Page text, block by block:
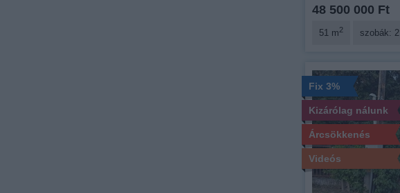
48 500 000 Ft
51 m2 szobák: 2
Fix 3%
Kizárólag nálunk
Árcsökkenés
Videós